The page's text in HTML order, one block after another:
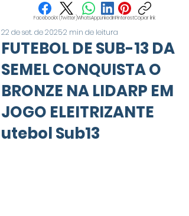
FacebookX (Twitter)WhatsAppLinkedInPinterestCopiar link
FUTEBOL DE SUB-13 DA
SEMEL CONQUISTA O
BRONZE NA LIDARP EM
JOGO ELEITRIZANTE
utebol Sub13
22 de set. de 20252 min de leitura